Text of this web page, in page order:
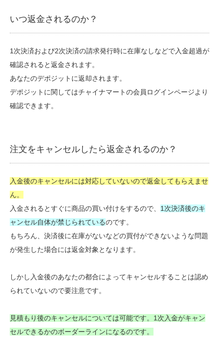
いつ返金されるのか？
1次決済および2次決済の請求発行時に在庫なしなどで入金超過が
確認されると返金されます。
あなたのデポジットに返却されます。
デポジットに関してはチャイナマートの会員ログインページより
確認できます。
注文をキャンセルしたら返金されるのか？
入金後のキャンセルには対応していないので返金してもらえませ
ん。
入金されるとすぐに商品の買い付けをするので、 1次決済後のキ
ャンセル自体が禁じられているのです。
もちろん、決済後に在庫がないなどの買付ができないような問題
が発生した場合には返金対象となります。
しかし入金後のあなたの都合によってキャンセルすることは認め
られていないので要注意です。
見積もり後のキャンセルについては可能です。1次入金がキャン
セルできるかのボーダーラインになるのです。